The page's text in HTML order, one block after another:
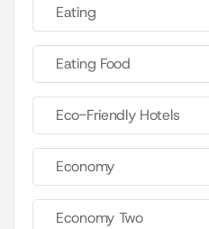
Eating
Eating Food
Eco-Friendly Hotels
Economy
Economy Two